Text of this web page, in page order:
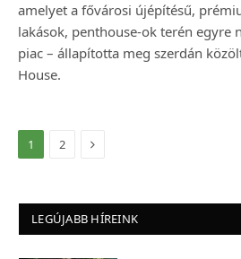
amelyet a fővárosi újépítésű,
lakások, penthouse-ok terén egyre
piac – állapította meg szerdán
House.
1 2 Következő
LEGÚJABB HÍREINK